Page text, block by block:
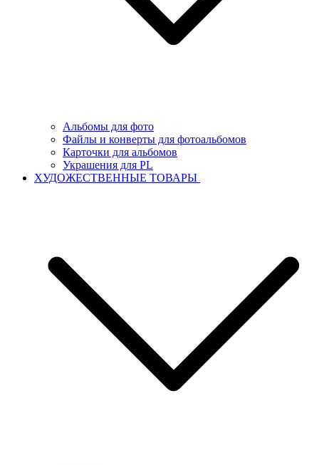
Альбомы для фото
Файлы и конверты для фотоальбомов
Карточки для альбомов
Украшения для PL
ХУДОЖЕСТВЕННЫЕ ТОВАРЫ